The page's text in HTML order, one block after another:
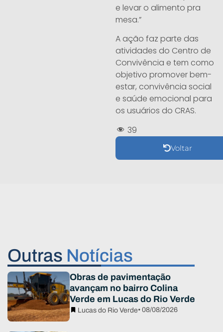
e levar o alimento pra
mesa.”
A ação faz parte das
atividades do Centro de
Convivência e tem como
objetivo promover bem-
estar, convivência social
e saúde emocional para
os usuários do CRAS.
39
Voltar
Outras Notícias
Obras de pavimentação
avançam no bairro Colina
Verde em Lucas do Rio Verde
Lucas do Rio Verde• 08/08/2026